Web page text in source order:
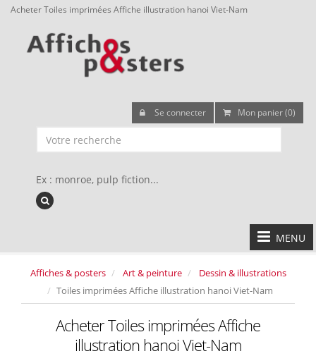
Acheter Toiles imprimées Affiche illustration hanoi Viet-Nam
Se connecter Mon panier (0)
Ex : monroe, pulp fiction...
MENU
Affiches & posters Art & peinture
Dessin & illustrations
Toiles imprimées Affiche illustration hanoi Viet-Nam
Acheter Toiles imprimées Affiche
illustration hanoi Viet-Nam